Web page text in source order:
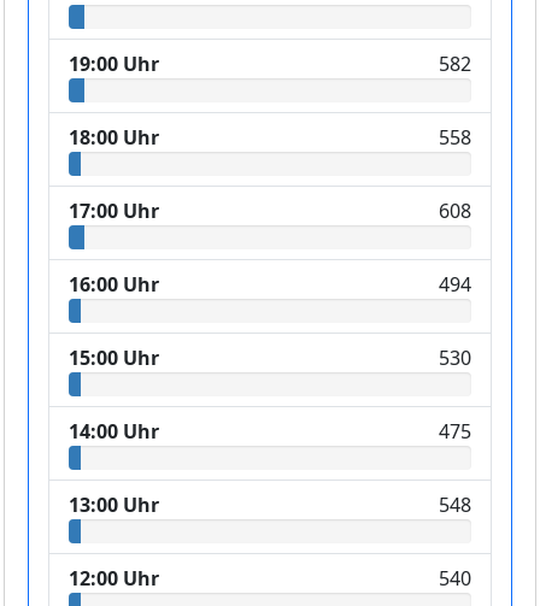
19:00 Uhr 582
18:00 Uhr 558
17:00 Uhr 608
16:00 Uhr 494
15:00 Uhr 530
14:00 Uhr 475
13:00 Uhr 548
12:00 Uhr 540